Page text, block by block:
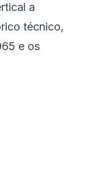
a
técnico,
e os